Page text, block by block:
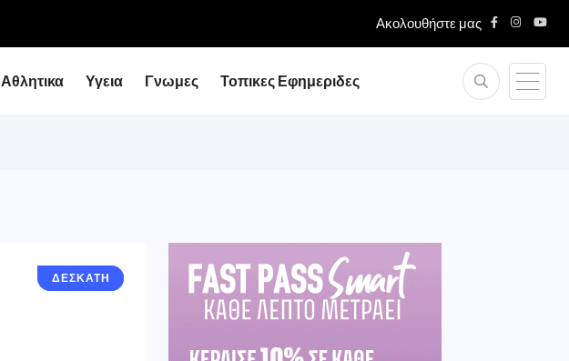
Ακολουθήστε μας
Αθλητικα Υγεια Γνωμες Τοπικες Εφημεριδες
ΓΡΕΒΕΝΑ
ΔΕΣΚΑΤΗ